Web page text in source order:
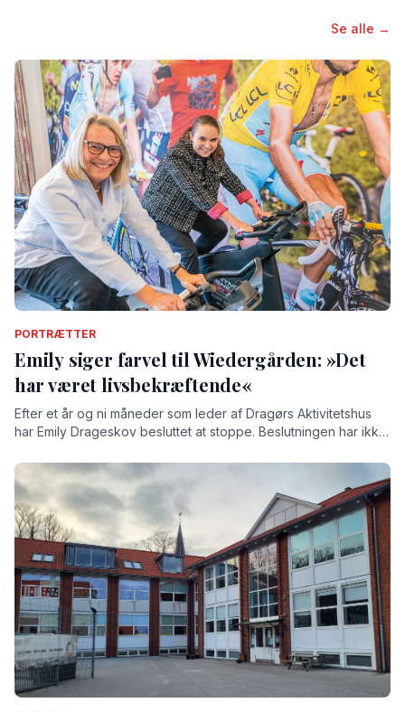
Se alle →
PORTRÆTTER
Emily siger farvel til Wiedergården: »Det
har været livsbekræftende«
Efter et år og ni måneder som leder af Dragørs Aktivitetshus
har Emily Drageskov besluttet at stoppe. Beslutningen har ikke
givet hende både store oplevelser og stærke relationer.